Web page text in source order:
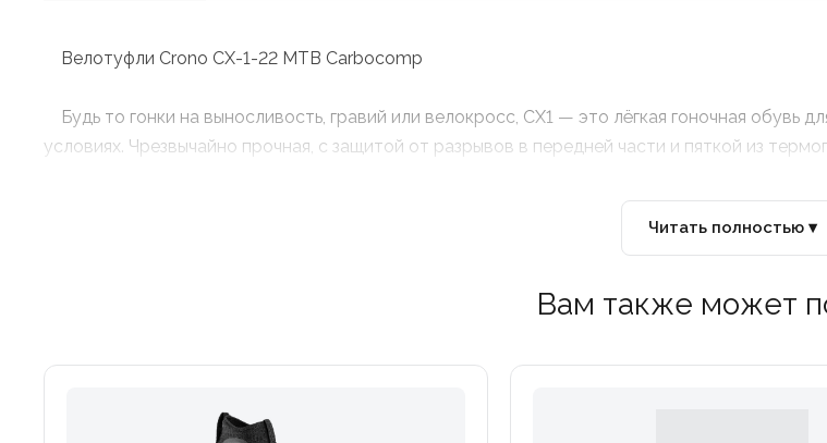
Велотуфли Crono CX-1-22 MTB Carbocomp
Будь то гонки на выносливость, гравий или велокросс, CX1 — это лёгкая гоночная
условиях. Чрезвычайно прочная, с защитой от разрывов в передней части и пяткой из
Читать полностью ▾
Вам также может